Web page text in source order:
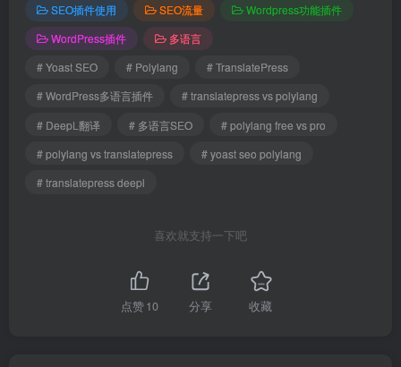
SEO插件使用 SEO流量
Wordpress功能插件
WordPress插件
多语言
# Yoast SEO
# Polylang
# TranslatePress
# WordPress多语言插件
# translatepress vs polylang
# DeepL翻译
# 多语言SEO
# polylang free vs pro
# polylang vs translatepress
# yoast seo polylang
# translatepress deepl
喜欢就支持一下吧
点赞10 分享 收藏